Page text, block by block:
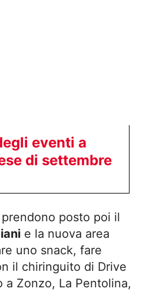
eventi a
di settembre
posto poi il
e la nuova area
uno snack, fare
il chiringuito di Drive
a Zonzo, La Pentolina,